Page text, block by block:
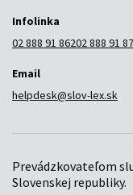
Infolinka
02 888 91 86202 888 91
Email
helpdesk@slov-lex.sk
Prevádzkovateľom
Slovenskej republiky.